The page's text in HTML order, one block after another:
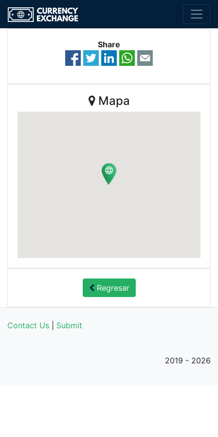
Share
Mapa
Regresar
Contact Us Submit
2019 - 2026